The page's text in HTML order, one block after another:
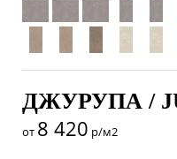
ДЖУРУПА /
от 8 420 р/м2